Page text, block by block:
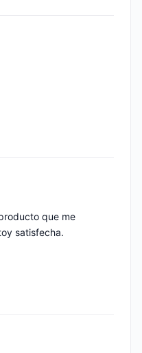
que me
satisfecha.